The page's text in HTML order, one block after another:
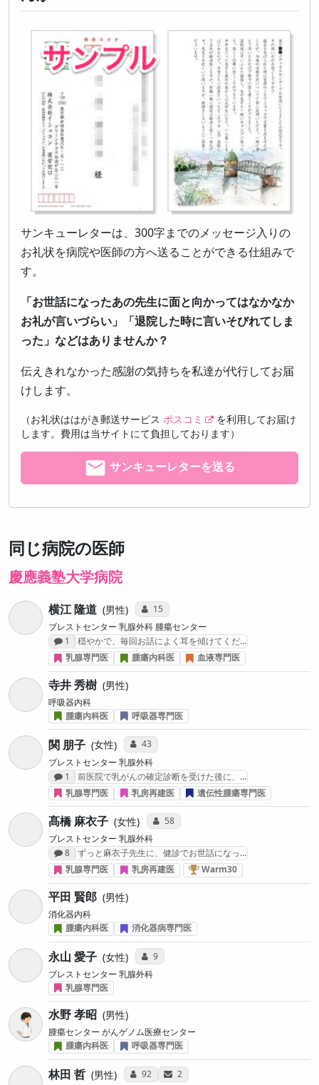
サンキューレターは、300字までのメッセージ入りの
お礼状を病院や医師の方へ送ることができる仕組みで
す。
「お世話になったあの先生に面と向かってはなかなか
お礼が言いづらい」「退院した時に言いそびれてしま
った」などはありませんか？
伝えきれなかった感謝の気持ちを私達が代行してお届
けします。
（お礼状ははがき郵送サービス ポスコミ
を利用してお届け
します。費用は当サイトにて負担しております）
サンキューレターを送る
同じ病院の医師
慶應義塾大学病院
横江 隆道 男性 コミュニケーション・タイプ投票数
15
ブレストセンター 乳腺外科 腫瘍センター
感想投稿数
1
穏やかで、毎回お話によく耳を傾けてくだ…
乳腺専門医
腫瘍内科医 血液専門医
寺井 秀樹 男性
呼吸器内科
腫瘍内科医
呼吸器専門医
関 朋子 女性 コミュニケーション・タイプ投票数
43
ブレストセンター 乳腺外科
感想投稿数
1
前医院で乳がんの確定診断を受けた後に、…
乳腺専門医
乳房再建医 遺伝性腫瘍専門医
髙橋 麻衣子 女性 コミュニケーション・タイプ投票数
58
ブレストセンター 乳腺外科
感想投稿数
8
ずっと麻衣子先生に、健診でお世話になっ…
乳腺専門医
乳房再建医 Warm30乳がん治療医
平田 賢郎 男性
消化器内科
腫瘍内科医
消化器病専門医
永山 愛子 女性 コミュニケーション・タイプ投票数
9
ブレストセンター 乳腺外科
乳腺専門医
水野 孝昭 男性
腫瘍センター がんゲノム医療センター
腫瘍内科医
呼吸器専門医
林田 哲 男性 コミュニケーション・タイプ投票数
92 サンキューレター送付数
2